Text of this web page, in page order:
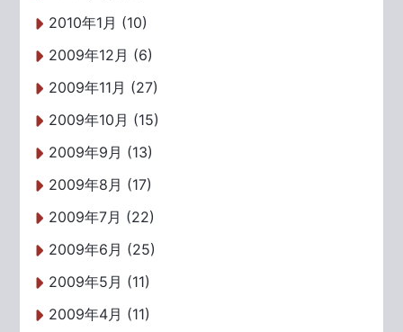
2010年1月 (10)
2009年12月 (6)
2009年11月 (27)
2009年10月 (15)
2009年9月 (13)
2009年8月 (17)
2009年7月 (22)
2009年6月 (25)
2009年5月 (11)
2009年4月 (11)